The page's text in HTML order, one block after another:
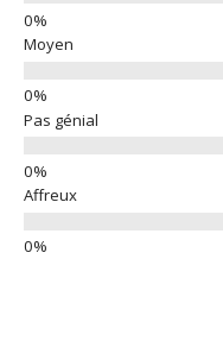
Moyen
Pas génial
Affreux